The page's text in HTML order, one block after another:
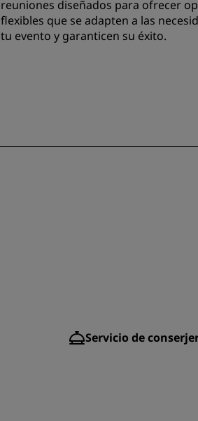
reuniones diseñados para ofrecer
flexibles que se adapten a las
tu evento y garanticen su éxito.
Servicio de